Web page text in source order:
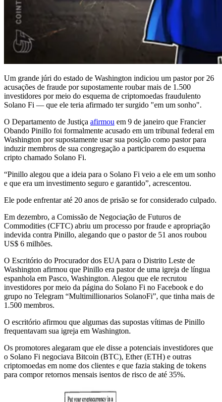
Um grande júri do estado de Washington indiciou um pastor por 26
acusações de fraude por supostamente roubar mais de 1.500
investidores por meio do esquema de criptomoedas fraudulento
Solano Fi — que ele teria afirmado ter surgido "em um sonho".
O Departamento de Justiça afirmou em 9 de janeiro que Francier
Obando Pinillo foi formalmente acusado em um tribunal federal em
Washington por supostamente usar sua posição como pastor para
induzir membros de sua congregação a participarem do esquema
cripto chamado Solano Fi.
“Pinillo alegou que a ideia para o Solano Fi veio a ele em um sonho
e que era um investimento seguro e garantido”, acrescentou.
Ele pode enfrentar até 20 anos de prisão se for considerado culpado.
Em dezembro, a Comissão de Negociação de Futuros de
Commodities (CFTC) abriu um processo por fraude e apropriação
indevida contra Pinillo, alegando que o pastor de 51 anos roubou
US$ 6 milhões.
O Escritório do Procurador dos EUA para o Distrito Leste de
Washington afirmou que Pinillo era pastor de uma igreja de língua
espanhola em Pasco, Washington. Alegou que ele recrutou
investidores por meio da página do Solano Fi no Facebook e do
grupo no Telegram “Multimillionarios SolanoFi”, que tinha mais de
1.500 membros.
O escritório afirmou que algumas das supostas vítimas de Pinillo
frequentavam sua igreja em Washington.
Os promotores alegaram que ele disse a potenciais investidores que
o Solano Fi negociava Bitcoin (BTC), Ether (ETH) e outras
criptomoedas em nome dos clientes e que fazia staking de tokens
para compor retornos mensais isentos de risco de até 35%.